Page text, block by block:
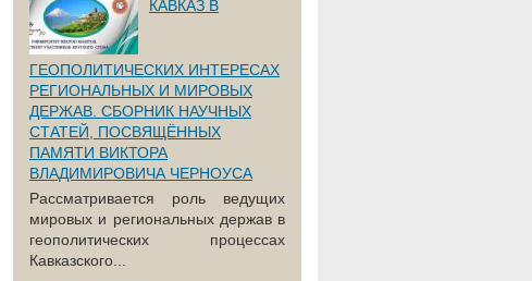
КАВКАЗ В
ГЕОПОЛИТИЧЕСКИХ ИНТЕРЕСАХ
РЕГИОНАЛЬНЫХ И МИРОВЫХ
ДЕРЖАВ. СБОРНИК НАУЧНЫХ
СТАТЕЙ, ПОСВЯЩЁННЫХ
ПАМЯТИ ВИКТОРА
ВЛАДИМИРОВИЧА ЧЕРНОУСА
Рассматривается роль ведущих
мировых и региональных держав в
геополитических процессах
Кавказского...